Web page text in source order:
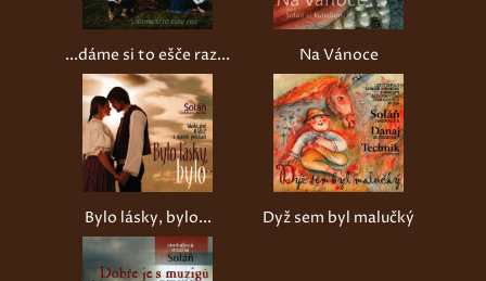
...dáme si to ešče raz... Na Vánoce
Bylo lásky, bylo... Dyž sem byl malučký